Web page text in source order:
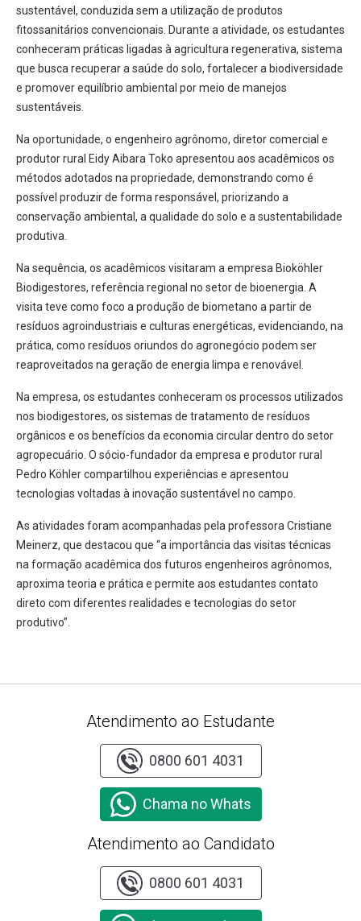
sustentável, conduzida sem a utilização de produtos
fitossanitários convencionais. Durante a atividade, os estudantes
conheceram práticas ligadas à agricultura regenerativa, sistema
que busca recuperar a saúde do solo, fortalecer a biodiversidade
e promover equilíbrio ambiental por meio de manejos
sustentáveis.
Na oportunidade, o engenheiro agrônomo, diretor comercial e
produtor rural Eidy Aibara Toko apresentou aos acadêmicos os
métodos adotados na propriedade, demonstrando como é
possível produzir de forma responsável, priorizando a
conservação ambiental, a qualidade do solo e a sustentabilidade
produtiva.
Na sequência, os acadêmicos visitaram a empresa Bioköhler
Biodigestores, referência regional no setor de bioenergia. A
visita teve como foco a produção de biometano a partir de
resíduos agroindustriais e culturas energéticas, evidenciando, na
prática, como resíduos oriundos do agronegócio podem ser
reaproveitados na geração de energia limpa e renovável.
Na empresa, os estudantes conheceram os processos utilizados
nos biodigestores, os sistemas de tratamento de resíduos
orgânicos e os benefícios da economia circular dentro do setor
agropecuário. O sócio-fundador da empresa e produtor rural
Pedro Köhler compartilhou experiências e apresentou
tecnologias voltadas à inovação sustentável no campo.
As atividades foram acompanhadas pela professora Cristiane
Meinerz, que destacou que “a importância das visitas técnicas
na formação acadêmica dos futuros engenheiros agrônomos,
aproxima teoria e prática e permite aos estudantes contato
direto com diferentes realidades e tecnologias do setor
produtivo”.
Atendimento ao Estudante
0800 601 4031
Chama no Whats
Atendimento ao Candidato
0800 601 4031